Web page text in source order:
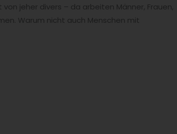
jeher divers – da arbeiten Männer, Frauen,
Warum nicht auch Menschen mit